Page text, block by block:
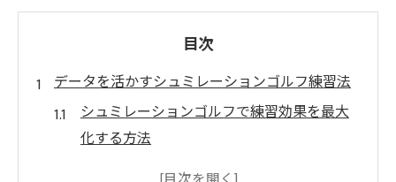
目次
データを活かすシュミレーションゴルフ練習法
シュミレーションゴルフで練習効果を最大
化する方法
ディテクト ゴルフの使い方と測定データ活